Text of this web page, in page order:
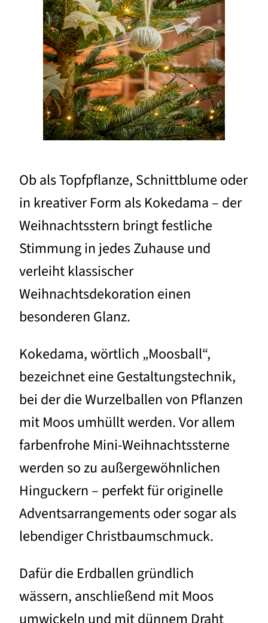
Ob als Topfpflanze, Schnittblume oder
in kreativer Form als Kokedama – der
Weihnachtsstern bringt festliche
Stimmung in jedes Zuhause und
verleiht klassischer
Weihnachtsdekoration einen
besonderen Glanz.
Kokedama, wörtlich „Moosball“,
bezeichnet eine Gestaltungstechnik,
bei der die Wurzelballen von Pflanzen
mit Moos umhüllt werden. Vor allem
farbenfrohe Mini-Weihnachtssterne
werden so zu außergewöhnlichen
Hinguckern – perfekt für originelle
Adventsarrangements oder sogar als
lebendiger Christbaumschmuck.
Dafür die Erdballen gründlich
wässern, anschließend mit Moos